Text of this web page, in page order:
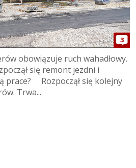
3
obowiązuje ruch wahadłowy.
się remont jezdni i
prace? Rozpoczął się kolejny
Trwa...